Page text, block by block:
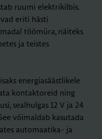
ruumi elektrikilbis.
eriti hästi
töömüra, näiteks
ja teistes
energiasäästlikele
kontaktoreid ning
sealhulgas 12 V ja 24
võimaldab kasutada
automaatika- ja